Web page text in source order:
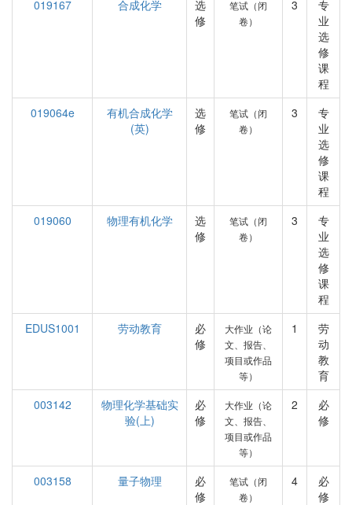
019167
合成化学
选
修
笔试（闭
卷）
3
专
业
选
修
课
程
019064e
有机合成化学
(英)
选
修
笔试（闭
卷）
3
专
业
选
修
课
程
019060
物理有机化学
选
修
笔试（闭
卷）
3
专
业
选
修
课
程
EDUS1001
劳动教育
必
修
大作业（论
文、报告、
项目或作品
等）
1
劳
动
教
育
003142
物理化学基础实
验(上)
必
修
大作业（论
文、报告、
项目或作品
等）
2
必
修
003158 量子物理
必
修
笔试（闭
卷）
4
必
修